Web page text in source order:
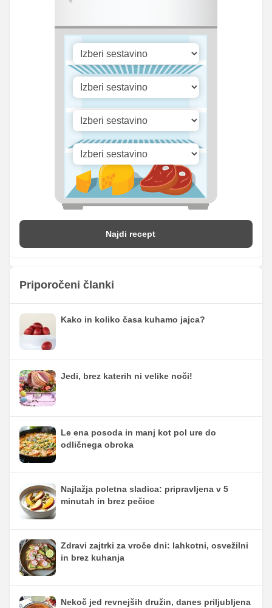
mg
798.18
1093.5 iu
0 mg
0 mg
1.28 mg
1.75 mg
1.09 mg 1.5 mg
Najdi recept
Priporočeni članki
Kako in koliko časa kuhamo jajca?
Jedi, brez katerih ni velike noči!
Le ena posoda in manj kot pol ure do
odličnega obroka
Najlažja poletna sladica: pripravljena v 5
minutah in brez pečice
Zdravi zajtrki za vroče dni: lahkotni, osvežilni
in brez kuhanja
Nekoč jed revnejših družin, danes priljubljena